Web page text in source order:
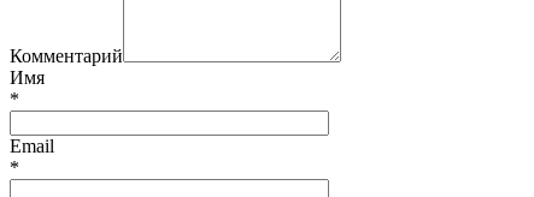
Комментарий
Имя
*
Email
*